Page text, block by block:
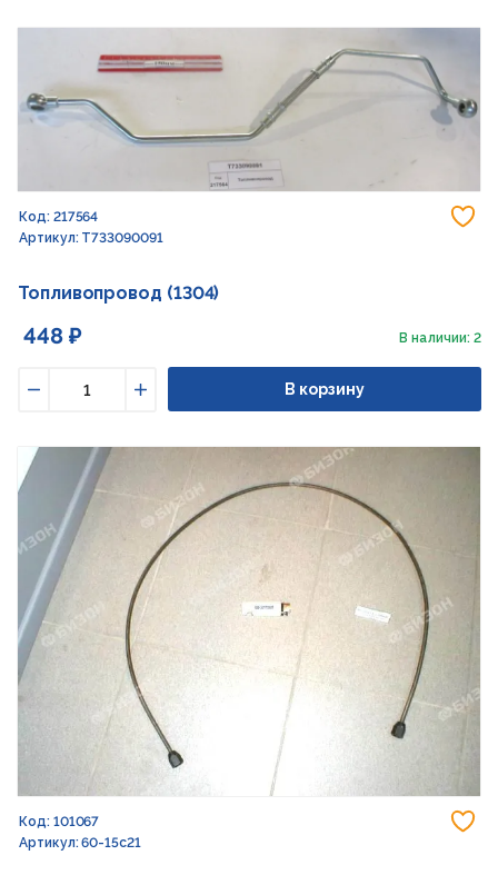
Код: 217564
Артикул: T733090091
Топливопровод (1304)
448 ₽ В наличии: 2
Увеличить
В корзину
Код: 101067
Артикул: 60-15с21